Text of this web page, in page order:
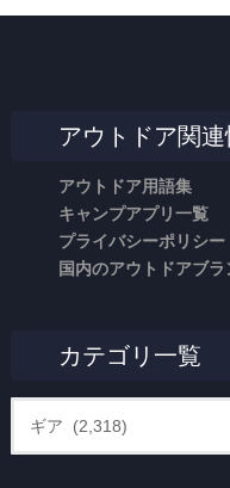
アウトドア関連
アウトドア用語集
キャンプアプリ一覧
プライバシーポリシー
国内のアウトドアブ
カテゴリ一覧